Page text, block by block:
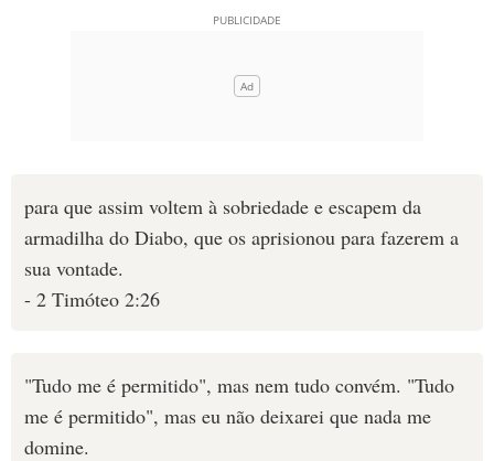
para que assim voltem à sobriedade e escapem da
armadilha do Diabo, que os aprisionou para fazerem a
sua vontade.
- 2 Timóteo 2:26
"Tudo me é permitido", mas nem tudo convém. "Tudo
me é permitido", mas eu não deixarei que nada me
domine.